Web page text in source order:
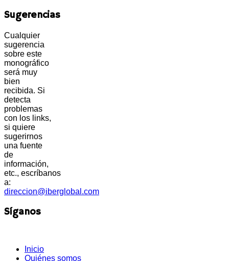
Sugerencias
Cualquier
sugerencia
sobre este
monográfico
será muy
bien
recibida. Si
detecta
problemas
con los links,
si quiere
sugerirnos
una fuente
de
información,
etc., escríbanos
a:
direccion@iberglobal.com
Síganos
Inicio
Quiénes somos